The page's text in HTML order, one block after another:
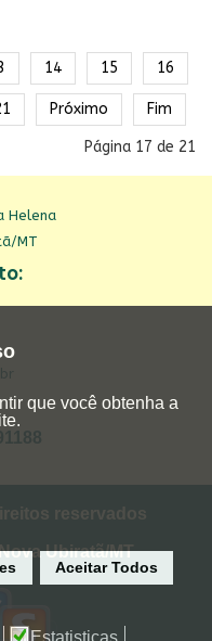
que você obtenha a
Aceitar Todos
Estatisticas
14 15 16
Próximo Fim
Página 17 de 21
Helena
MT
reservados
Ubiratã/MT